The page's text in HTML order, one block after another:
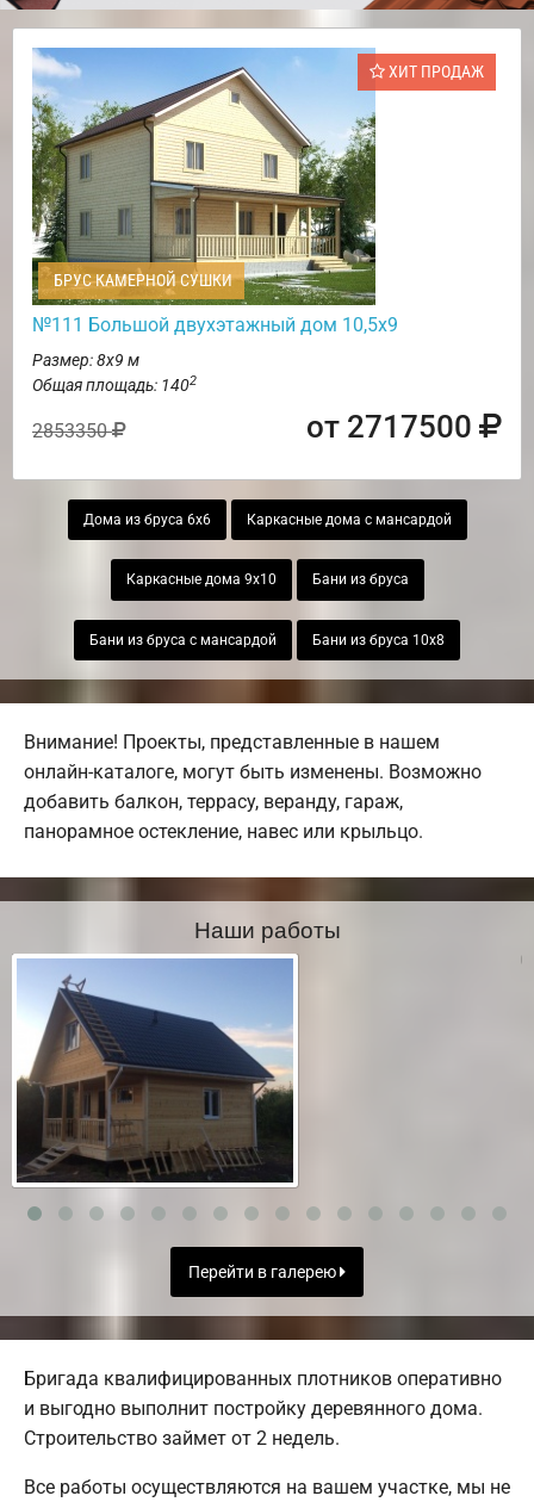
ХИТ ПРОДАЖ
БРУС КАМЕРНОЙ СУШКИ
№111 Большой двухэтажный дом 10,5х9
Размер: 8х9 м
Общая площадь: 1402
2853350 от 2717500
Дома из бруса 6х6 Каркасные дома с мансардой
Каркасные дома 9х10 Бани из бруса
Бани из бруса с мансардой Бани из бруса 10х8
Внимание! Проекты, представленные в нашем
онлайн-каталоге, могут быть изменены. Возможно
добавить балкон, террасу, веранду, гараж,
панорамное остекление, навес или крыльцо.
Наши работы
Перейти в галерею
Бригада квалифицированных плотников оперативно
и выгодно выполнит постройку деревянного дома.
Строительство займет от 2 недель.
Все работы осуществляются на вашем участке, мы не